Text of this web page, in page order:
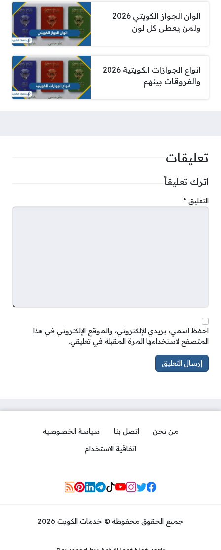
الوان الجواز الكويتي 2026
ولمن يعطى كل لون
انواع الجوازات الكويتية 2026
والفروقات بينهم
تعليقات
اترك تعليقاً
التعليق *
احفظ اسمي، بريدي الإلكتروني، والموقع الإلكتروني في هذا
المتصفح لاستخدامها المرة المقبلة في تعليقي.
من نحن اتصل بنا
سياسة الخصوصية
اتفاقية الاستخدام
Social Links
جميع الحقوق محفوظة © خدمات الكويت 2026